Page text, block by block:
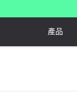
產品